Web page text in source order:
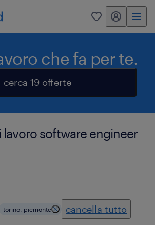
0 my randstad
che fa per te.
cerca 19 offerte
lavoro software engineer
torino, piemonte cancella tutto